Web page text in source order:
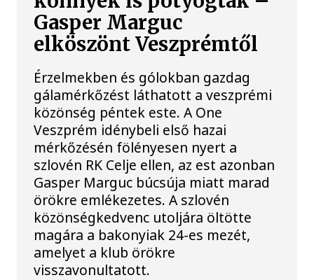
Gasper Marguc
elköszönt Veszprémtől
Érzelmekben és gólokban gazdag
gálamérkőzést láthatott a veszprémi
közönség péntek este. A One
Veszprém idénybeli első hazai
mérkőzésén fölényesen nyert a
szlovén RK Celje ellen, az est azonban
Gasper Marguc búcsúja miatt marad
örökre emlékezetes. A szlovén
közönségkedvenc utoljára öltötte
magára a bakonyiak 24-es mezét,
amelyet a klub örökre
visszavonultatott.